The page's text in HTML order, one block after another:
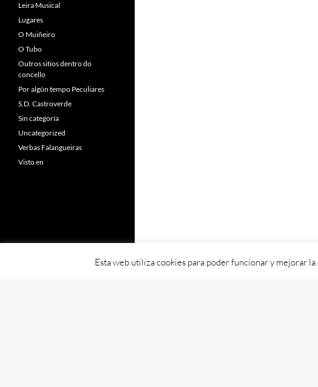
Leira Musical
Lugares
O Muiñeiro
O Tubo
Outros sitios dentro do
concello
Por algún tempo Peculiares
S.D. Castroverde
Sin categoría
Uncategorized
Verbas Falangueiras
Visto en
Esta web utiliza cookies para poder funcionar y mejorar